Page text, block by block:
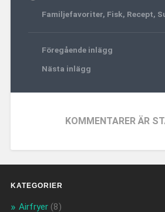
Familjefavoriter, Fisk, Recept,
Föregående inlägg
Nästa inlägg
KOMMENTARER ÄR
KATEGORIER
Airfryer(8)